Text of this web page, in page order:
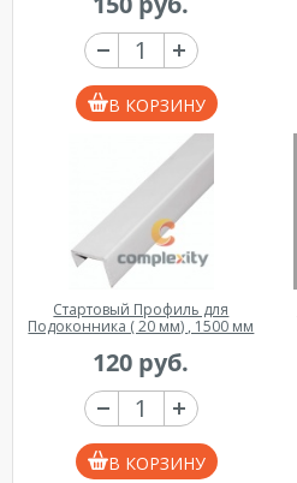
В КОРЗИНУ
Стартовый Профиль для
Подоконника ( 20 мм) , 1500 мм
120 руб.
В КОРЗИНУ